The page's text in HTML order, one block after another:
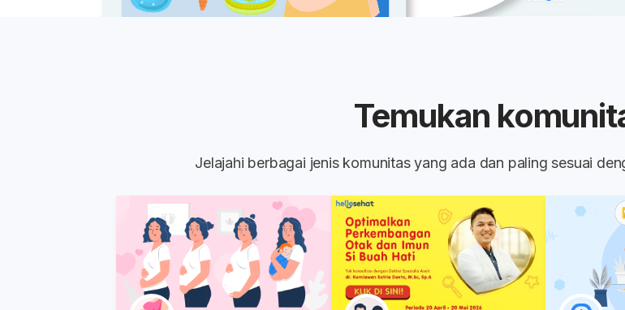
Temukan
Jelajahi berbagai jenis komunitas yang ada dan paling sesuai